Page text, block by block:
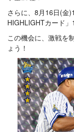
さらに、8月16日(金
HIGHLIGHTカード」
この機会に、激戦を
ょう！